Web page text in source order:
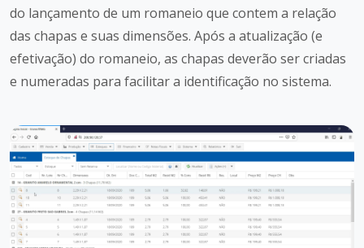
do lançamento de um romaneio que contem a relação
das chapas e suas dimensões. Após a atualização (e
efetivação) do romaneio, as chapas deverão ser criadas
e numeradas para facilitar a identificação no sistema.